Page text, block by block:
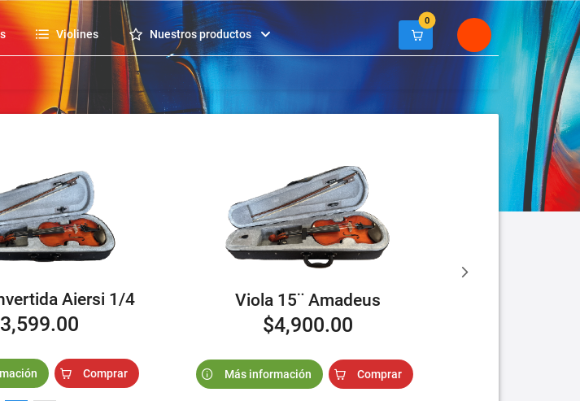
Violines Nuestros productos
0
Aiersi 1/4
Comprar
Viola 15¨ Amadeus
$4,900.00
Más información Comprar